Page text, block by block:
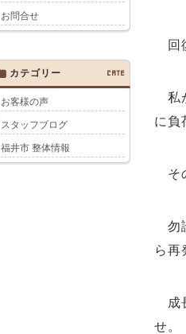
回
私
に負
そ
勿
ら再
成
せ。
お問合せ
カテゴリー CATE
お客様の声
スタッフブログ
福井市 整体情報